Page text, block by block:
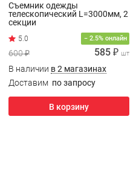
Съемник одежды
телескопический L=3000мм, 2
секции
− 2.5% онлайн
600 ₽ 585 ₽ шт
В наличии в 2 магазинах
Доставим по запросу
В корзину